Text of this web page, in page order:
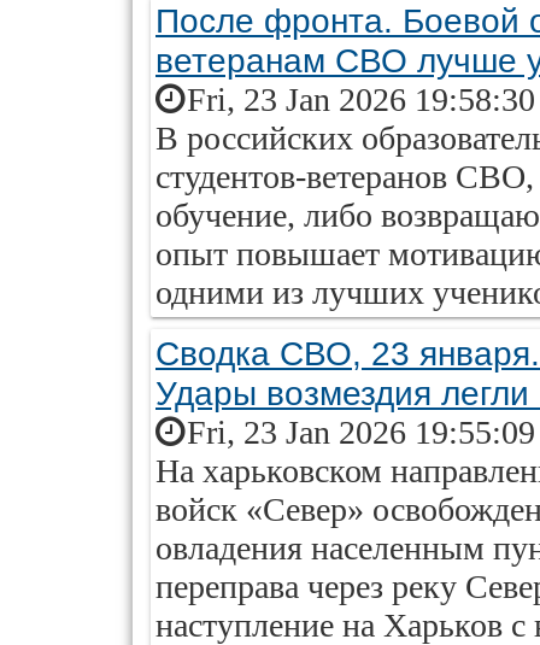
После фронта. Боевой
ветеранам СВО лучше
Fri, 23 Jan 2026
В российских
студентов-ветеранов
обучение, либо
опыт повышает
одними из лучших
Сводка СВО, 23
Удары возмездия легли
Fri, 23 Jan 2026
На харьковском
войск «Север»
овладения населенным
переправа через реку
наступление на Харьков с